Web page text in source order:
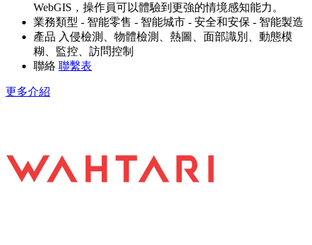
WebGIS，操作員可以體驗到更強的情境感知能力。
業務類型 - 智能零售 - 智能城市 - 安全和安保 - 智能製造
產品 入侵檢測、物體檢測、熱圖、面部識別、動態模
糊、監控、訪問控制
聯絡 聯繫表
更多介紹